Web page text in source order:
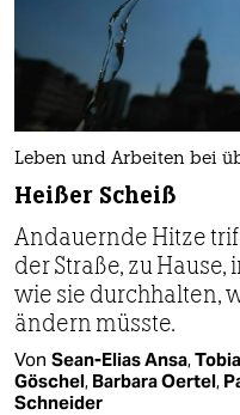
Leben und Arbeiten bei
Heißer Scheiß
Andauernde Hitze
der Straße, zu Hause,
wie sie durchhalten,
ändern müsste.
Von Sean-Elias Ansa,
Göschel, Barbara Oertel,
Schneider